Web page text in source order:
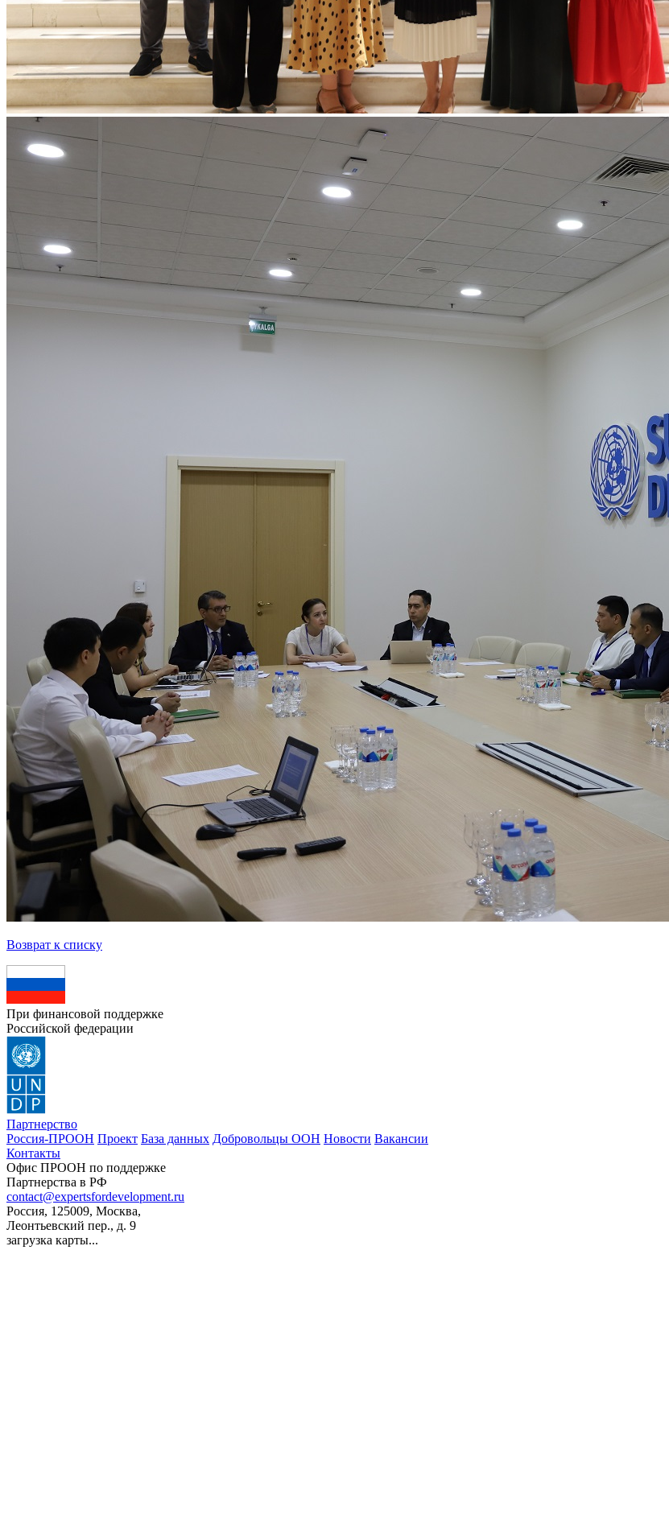
Возврат к списку
При финансовой поддержке
Российской федерации
Партнерство
Россия-ПРООН Проект База данных Добровольцы ООН Новости Вакансии
Контакты
Офис ПРООН по поддержке
Партнерства в РФ
contact@expertsfordevelopment.ru
Россия, 125009, Москва,
Леонтьевский пер., д. 9
загрузка карты...